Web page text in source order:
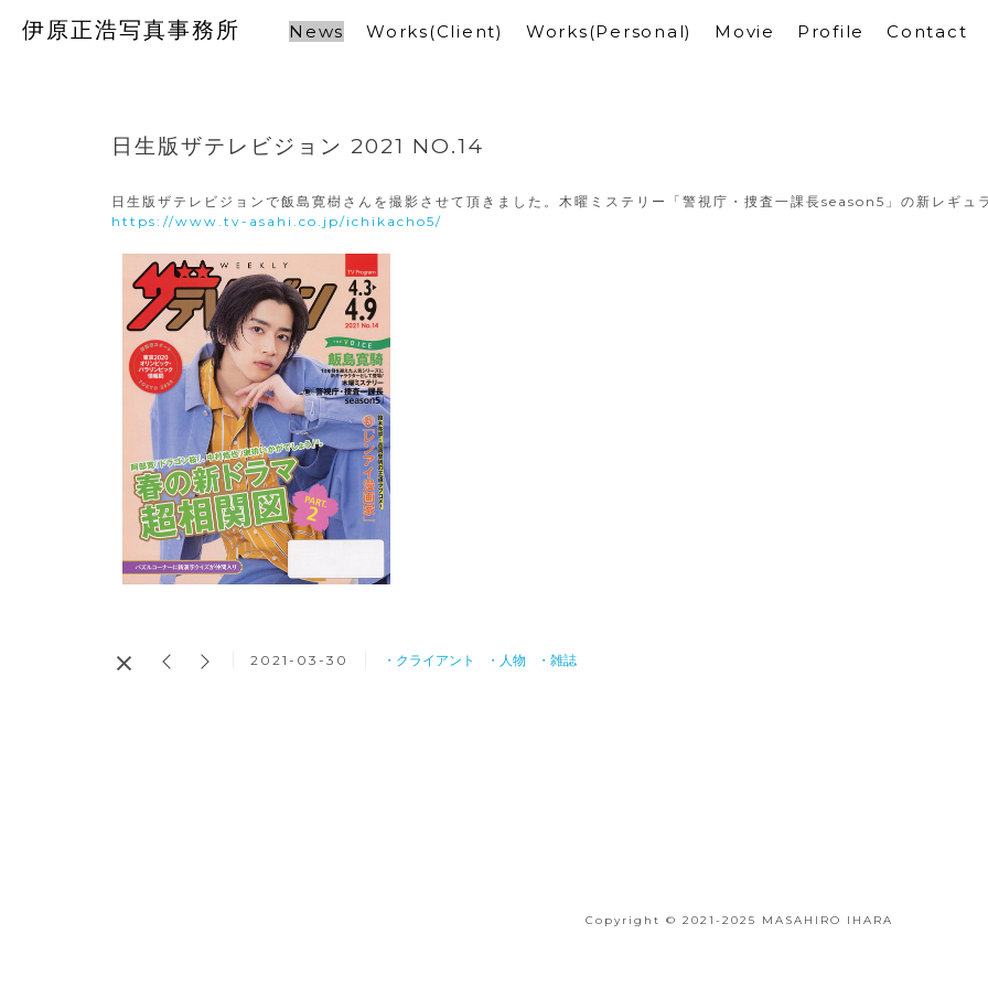
伊原正浩写真事務所 News Works(Client) Works(Personal) Movie Profile Contact
日生版ザテレビジョン 2021 NO.14
日生版ザテレビジョンで飯島寛樹さんを撮影させて頂きました。木曜ミステリー「警視庁・捜査一課長season5」の新レギュ
https://www.tv-asahi.co.jp/ichikacho5/
2021-03-30 ・クライアント ・人物 ・雑誌
Copyright © 2021-2025 MASAHIRO IHARA